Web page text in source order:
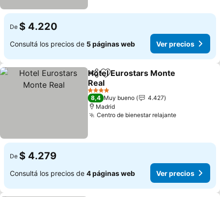
De $ 4.220
Consultá los precios de 5 páginas web Ver precios
CompartirAñadir a favoritos
Hotel Eurostars Monte
Real
Ver precios
4 Estrellas
8,4 Muy bueno
4.427
Madrid
Centro de bienestar relajanteVer precios
De $ 4.279
Consultá los precios de 4 páginas web Ver precios